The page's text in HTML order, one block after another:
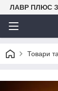
ЛАВР ПЛЮС
Товари